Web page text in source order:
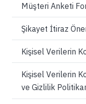
Müşteri Anketi
Şikayet İtiraz
Kişisel Verilerin
Kişisel Verilerin
ve Gizlilik